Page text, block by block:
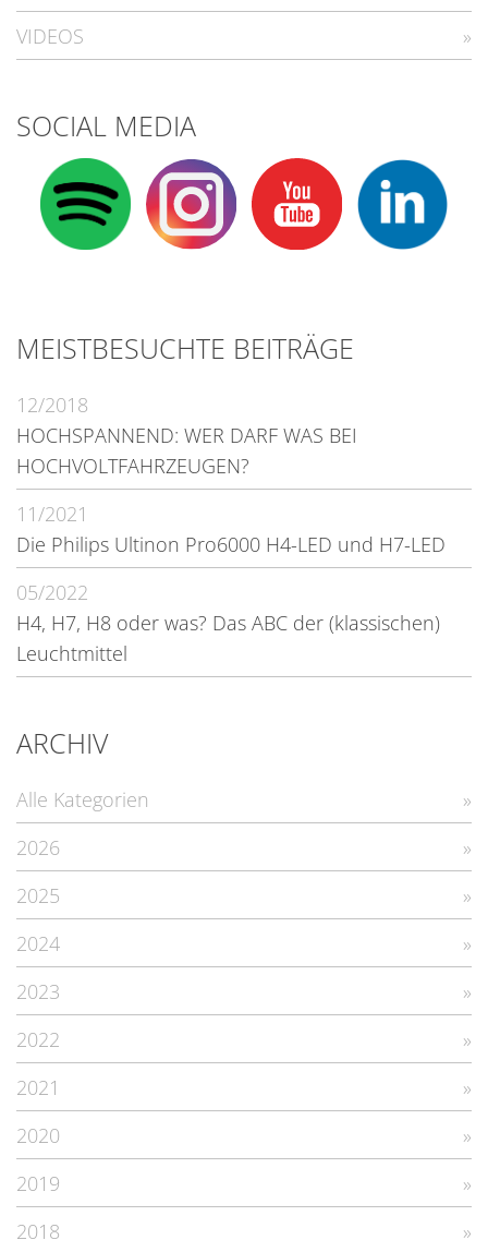
VIDEOS
SOCIAL MEDIA
MEISTBESUCHTE BEITRÄGE
12/2018
HOCHSPANNEND: WER DARF WAS BEI
HOCHVOLTFAHRZEUGEN?
11/2021
Die Philips Ultinon Pro6000 H4-LED und H7-LED
05/2022
H4, H7, H8 oder was? Das ABC der (klassischen)
Leuchtmittel
ARCHIV
Alle Kategorien
2026
2025
2024
2023
2022
2021
2020
2019
2018